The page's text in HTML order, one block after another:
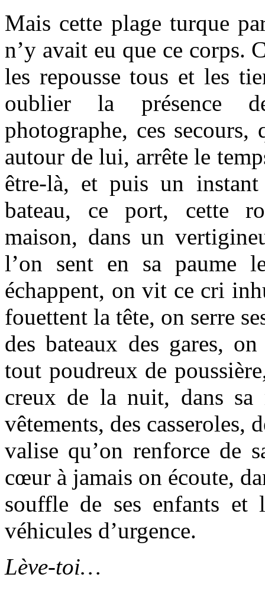
Mais cette plage turque
n’y avait eu que ce corps.
les repousse tous et les
oublier la présence
photographe, ces secours,
autour de lui, arrête le
être-là, et puis un
bateau, ce port, cette
maison, dans un
l’on sent en sa paume
échappent, on vit ce cri
fouettent la tête, on serre
des bateaux des gares,
tout poudreux de
creux de la nuit, dans sa
vêtements, des
valise qu’on renforce de
cœur à jamais on écoute,
souffle de ses enfants et
véhicules d’urgence.
Lève-toi…